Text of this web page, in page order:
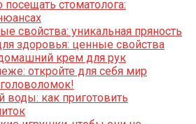
посещать стоматолога:
свойства: уникальная пряность
здоровья: ценные свойства
крем для рук
откройте для себя мир
воды: как приготовить